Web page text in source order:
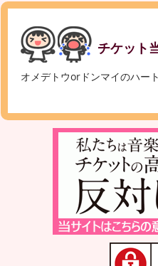
チケット
オメデトウorドンマイのハー